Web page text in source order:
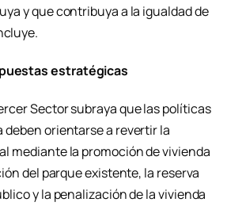
y que contribuya a la igualdad de
estratégicas
Sector subraya que las políticas
deben orientarse a revertir la
mediante la promoción de vivienda
del parque existente, la reserva
y la penalización de la vivienda